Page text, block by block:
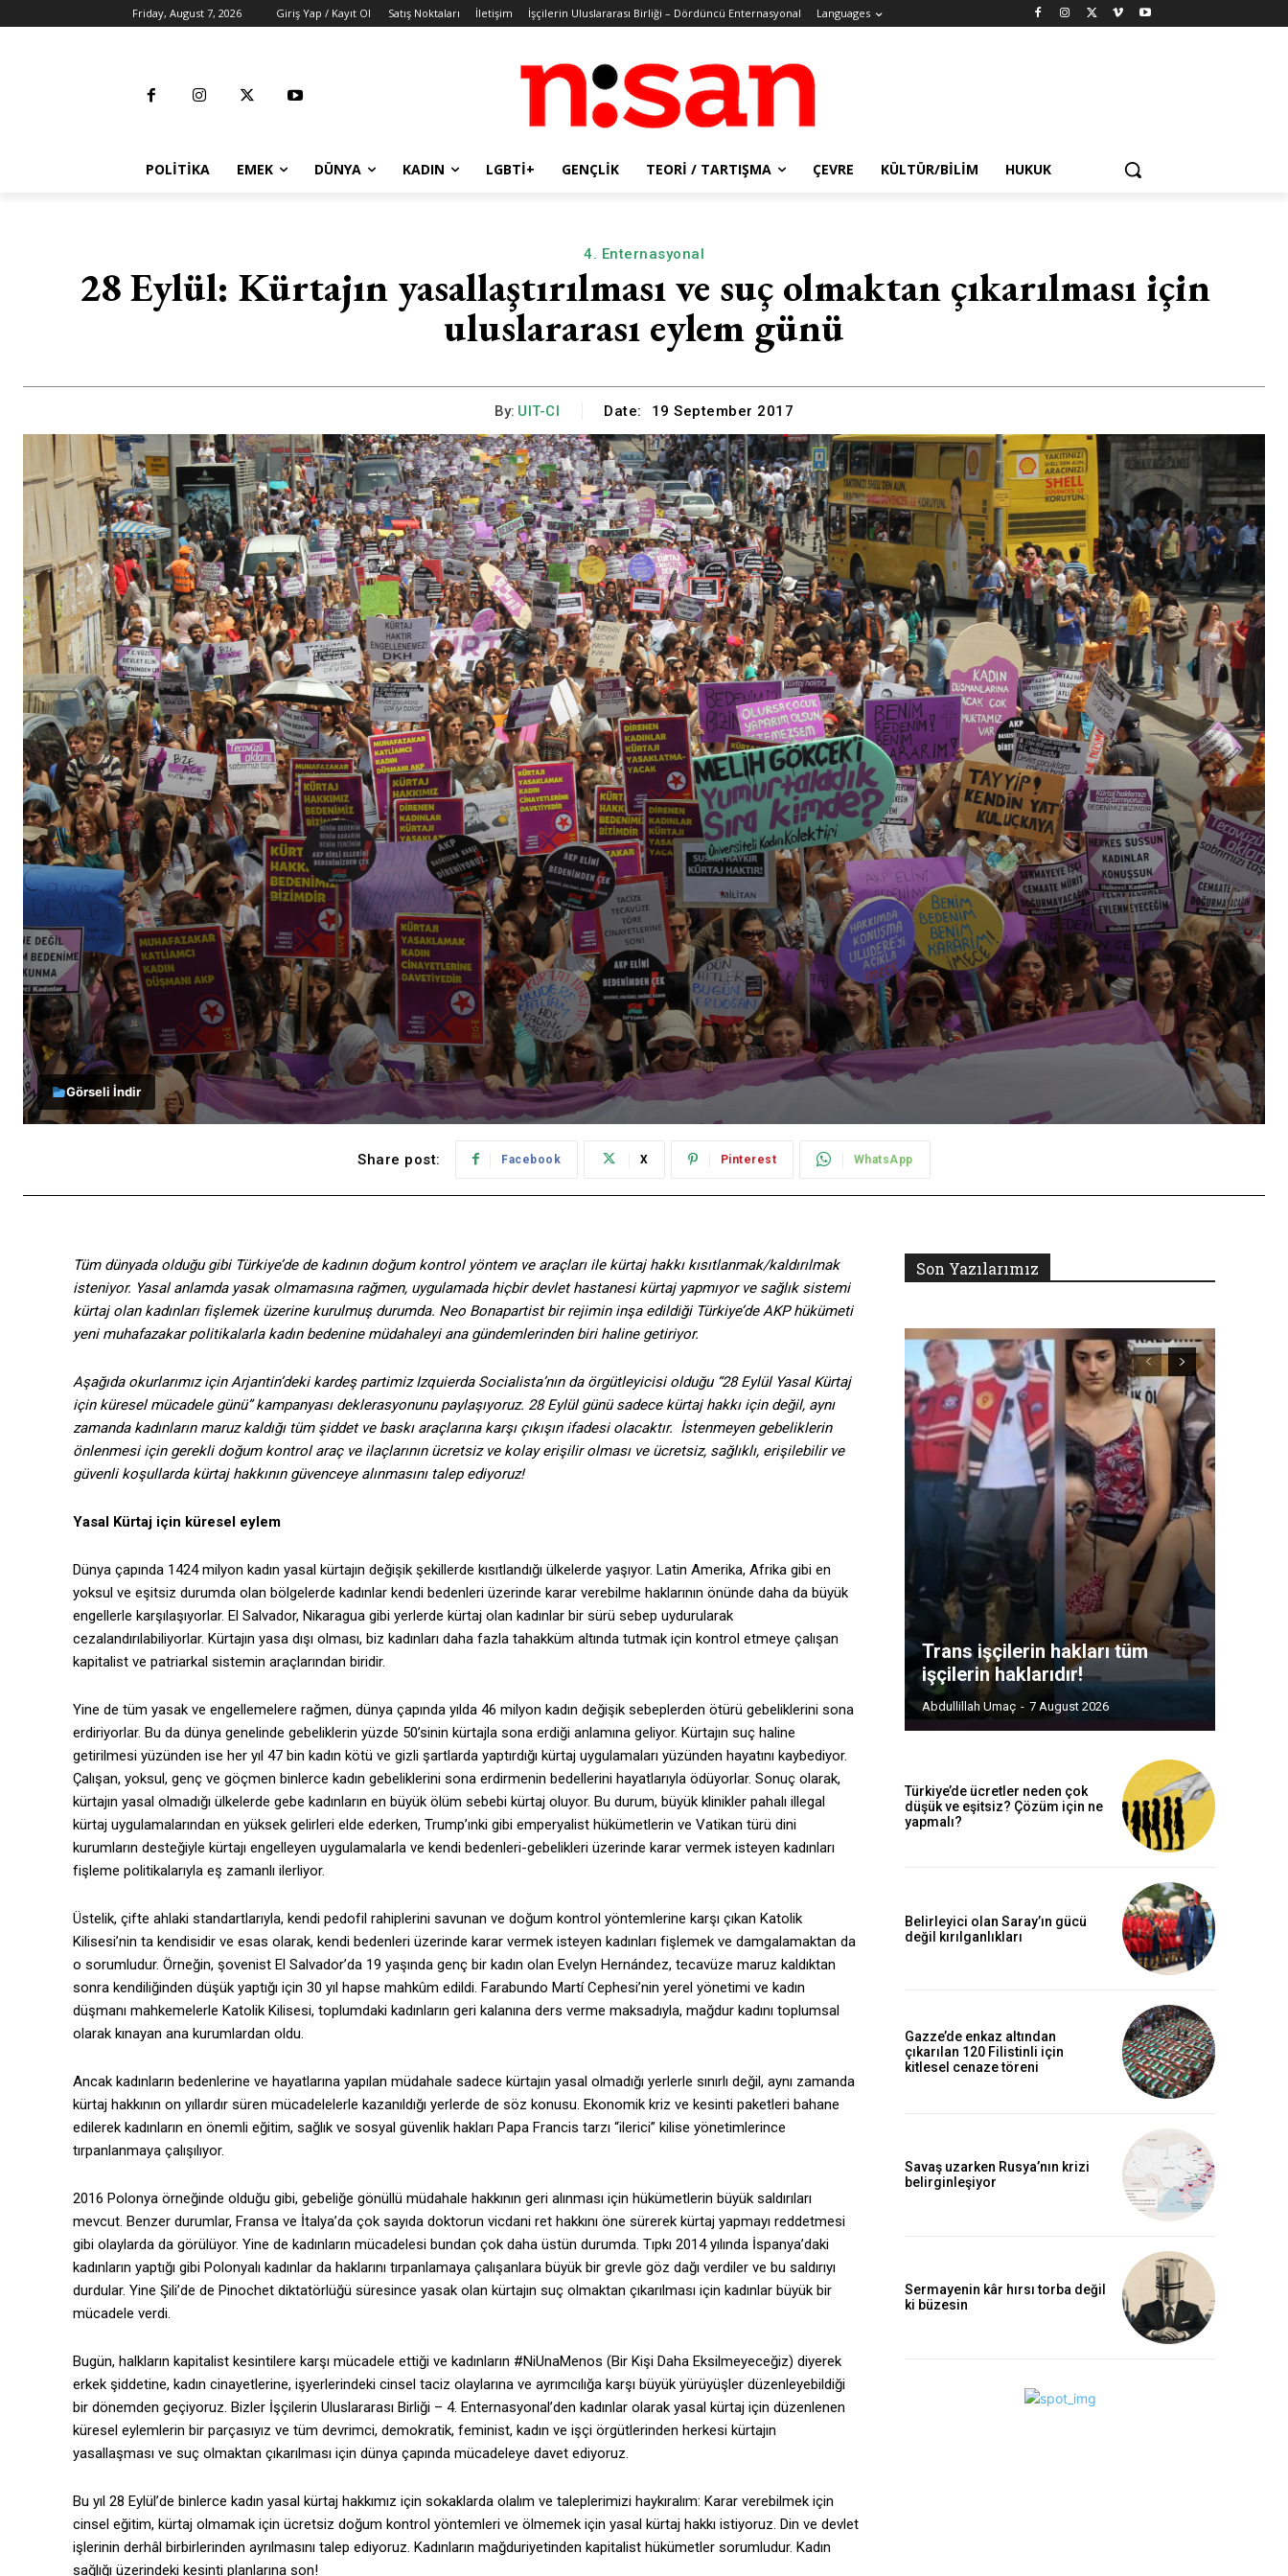
Friday, August 7, 2026 Giriş Yap / Kayıt Ol Satış Noktaları İletişim İşçilerin Uluslararası Birliği – Dördüncü Enternasyonal Languages
POLITIKA EMEK DÜNYA KADIN LGBTİ+ GENÇLIK TEORI / TARTIŞMA ÇEVRE KÜLTÜR/BILIM HUKUK
4. Enternasyonal
28 Eylül: Kürtajın yasallaştırılması ve suç olmaktan çıkarılması için
uluslararası eylem günü
By: UIT-CI Date: 19 September 2017
Görseli İndir
Share post: Facebook X Pinterest WhatsApp
Tüm dünyada olduğu gibi Türkiye’de de kadının doğum kontrol yöntem ve araçları ile kürtaj hakkı kısıtlanmak/kaldırılmak
isteniyor. Yasal anlamda yasak olmamasına rağmen, uygulamada hiçbir devlet hastanesi kürtaj yapmıyor ve sağlık sistemi
kürtaj olan kadınları fişlemek üzerine kurulmuş durumda. Neo Bonapartist bir rejimin inşa edildiği Türkiye’de AKP hükümeti
yeni muhafazakar politikalarla kadın bedenine müdahaleyi ana gündemlerinden biri haline getiriyor.
Aşağıda okurlarımız için Arjantin’deki kardeş partimiz Izquierda Socialista’nın da örgütleyicisi olduğu “28 Eylül Yasal Kürtaj
için küresel mücadele günü” kampanyası deklerasyonunu paylaşıyoruz. 28 Eylül günü sadece kürtaj hakkı için değil, aynı
zamanda kadınların maruz kaldığı tüm şiddet ve baskı araçlarına karşı çıkışın ifadesi olacaktır. İstenmeyen gebeliklerin
önlenmesi için gerekli doğum kontrol araç ve ilaçlarının ücretsiz ve kolay erişilir olması ve ücretsiz, sağlıklı, erişilebilir ve
güvenli koşullarda kürtaj hakkının güvenceye alınmasını talep ediyoruz!
Yasal Kürtaj için küresel eylem
Dünya çapında 1424 milyon kadın yasal kürtajın değişik şekillerde kısıtlandığı ülkelerde yaşıyor. Latin Amerika, Afrika gibi en
yoksul ve eşitsiz durumda olan bölgelerde kadınlar kendi bedenleri üzerinde karar verebilme haklarının önünde daha da büyük
engellerle karşılaşıyorlar. El Salvador, Nikaragua gibi yerlerde kürtaj olan kadınlar bir sürü sebep uydurularak
cezalandırılabiliyorlar. Kürtajın yasa dışı olması, biz kadınları daha fazla tahakküm altında tutmak için kontrol etmeye çalışan
kapitalist ve patriarkal sistemin araçlarından biridir.
Yine de tüm yasak ve engellemelere rağmen, dünya çapında yılda 46 milyon kadın değişik sebeplerden ötürü gebeliklerini sona
erdiriyorlar. Bu da dünya genelinde gebeliklerin yüzde 50’sinin kürtajla sona erdiği anlamına geliyor. Kürtajın suç haline
getirilmesi yüzünden ise her yıl 47 bin kadın kötü ve gizli şartlarda yaptırdığı kürtaj uygulamaları yüzünden hayatını kaybediyor.
Çalışan, yoksul, genç ve göçmen binlerce kadın gebeliklerini sona erdirmenin bedellerini hayatlarıyla ödüyorlar. Sonuç olarak,
kürtajın yasal olmadığı ülkelerde gebe kadınların en büyük ölüm sebebi kürtaj oluyor. Bu durum, büyük klinikler pahalı illegal
kürtaj uygulamalarından en yüksek gelirleri elde ederken, Trump’ınki gibi emperyalist hükümetlerin ve Vatikan türü dini
kurumların desteğiyle kürtajı engelleyen uygulamalarla ve kendi bedenleri-gebelikleri üzerinde karar vermek isteyen kadınları
fişleme politikalarıyla eş zamanlı ilerliyor.
Üstelik, çifte ahlaki standartlarıyla, kendi pedofil rahiplerini savunan ve doğum kontrol yöntemlerine karşı çıkan Katolik
Kilisesi’nin ta kendisidir ve esas olarak, kendi bedenleri üzerinde karar vermek isteyen kadınları fişlemek ve damgalamaktan da
o sorumludur. Örneğin, şovenist El Salvador’da 19 yaşında genç bir kadın olan Evelyn Hernández, tecavüze maruz kaldıktan
sonra kendiliğinden düşük yaptığı için 30 yıl hapse mahkûm edildi. Farabundo Martí Cephesi’nin yerel yönetimi ve kadın
düşmanı mahkemelerle Katolik Kilisesi, toplumdaki kadınların geri kalanına ders verme maksadıyla, mağdur kadını toplumsal
olarak kınayan ana kurumlardan oldu.
Ancak kadınların bedenlerine ve hayatlarına yapılan müdahale sadece kürtajın yasal olmadığı yerlerle sınırlı değil, aynı zamanda
kürtaj hakkının on yıllardır süren mücadelelerle kazanıldığı yerlerde de söz konusu. Ekonomik kriz ve kesinti paketleri bahane
edilerek kadınların en önemli eğitim, sağlık ve sosyal güvenlik hakları Papa Francis tarzı “ilerici” kilise yönetimlerince
tırpanlanmaya çalışılıyor.
2016 Polonya örneğinde olduğu gibi, gebeliğe gönüllü müdahale hakkının geri alınması için hükümetlerin büyük saldırıları
mevcut. Benzer durumlar, Fransa ve İtalya’da çok sayıda doktorun vicdani ret hakkını öne sürerek kürtaj yapmayı reddetmesi
gibi olaylarda da görülüyor. Yine de kadınların mücadelesi bundan çok daha üstün durumda. Tıpkı 2014 yılında İspanya’daki
kadınların yaptığı gibi Polonyalı kadınlar da haklarını tırpanlamaya çalışanlara büyük bir grevle göz dağı verdiler ve bu saldırıyı
durdular. Yine Şili’de de Pinochet diktatörlüğü süresince yasak olan kürtajın suç olmaktan çıkarılması için kadınlar büyük bir
mücadele verdi.
Bugün, halkların kapitalist kesintilere karşı mücadele ettiği ve kadınların #NiUnaMenos (Bir Kişi Daha Eksilmeyeceğiz) diyerek
erkek şiddetine, kadın cinayetlerine, işyerlerindeki cinsel taciz olaylarına ve ayrımcılığa karşı büyük yürüyüşler düzenleyebildiği
bir dönemden geçiyoruz. Bizler İşçilerin Uluslararası Birliği – 4. Enternasyonal’den kadınlar olarak yasal kürtaj için düzenlenen
küresel eylemlerin bir parçasıyız ve tüm devrimci, demokratik, feminist, kadın ve işçi örgütlerinden herkesi kürtajın
yasallaşması ve suç olmaktan çıkarılması için dünya çapında mücadeleye davet ediyoruz.
Bu yıl 28 Eylül’de binlerce kadın yasal kürtaj hakkımız için sokaklarda olalım ve taleplerimizi haykıralım: Karar verebilmek için
cinsel eğitim, kürtaj olmamak için ücretsiz doğum kontrol yöntemleri ve ölmemek için yasal kürtaj hakkı istiyoruz. Din ve devlet
işlerinin derhâl birbirlerinden ayrılmasını talep ediyoruz. Kadınların mağduriyetinden kapitalist hükümetler sorumludur. Kadın
sağlığı üzerindeki kesinti planlarına son!
Son Yazılarımız
Trans işçilerin hakları tüm
işçilerin haklarıdır!
Abdullillah Umaç - 7 August 2026
Türkiye’de ücretler neden çok
düşük ve eşitsiz? Çözüm için ne
yapmalı?
Belirleyici olan Saray’ın gücü
değil kırılganlıkları
Gazze’de enkaz altından
çıkarılan 120 Filistinli için
kitlesel cenaze töreni
Savaş uzarken Rusya’nın krizi
belirginleşiyor
Sermayenin kâr hırsı torba değil
ki büzesin